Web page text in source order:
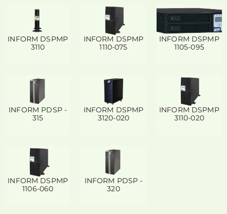
INFORM DSPMP
3110
INFORM DSPMP
1110-075
INFORM DSPMP
1105-095
INFORM PDSP -
315
INFORM DSPMP
3120-020
INFORM DSPMP
3110-020
INFORM DSPMP
1106-060
INFORM PDSP -
320